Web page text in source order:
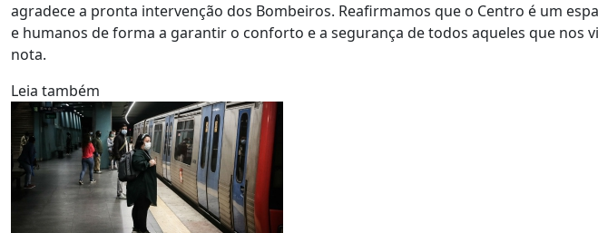
agradece a pronta intervenção dos Bombeiros. Reafirmamos que o Centro é um
e humanos de forma a garantir o conforto e a segurança de todos aqueles que nos
nota.
Leia também